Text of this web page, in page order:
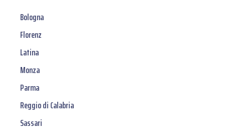
Bologna
Florenz
Latina
Monza
Parma
Reggio di Calabria
Sassari